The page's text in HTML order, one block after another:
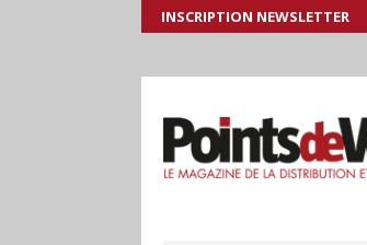
INSCRIPTION NEWSLETTER